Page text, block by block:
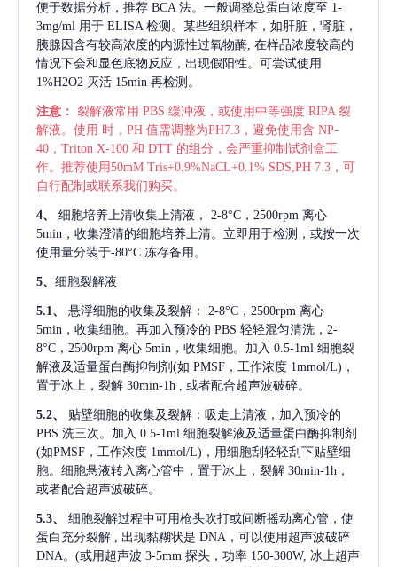
便于数据分析，推荐 BCA 法。一般调整总蛋白浓度至 1-
3mg/ml 用于 ELISA 检测。某些组织样本，如肝脏，肾脏，
胰腺因含有较高浓度的内源性过氧物酶, 在样品浓度较高的
情况下会和显色底物反应，出现假阳性。可尝试使用
1%H2O2 灭活 15min 再检测。
注意： 裂解液常用 PBS 缓冲液，或使用中等强度 RIPA 裂
解液。使用 时，PH 值需调整为PH7.3，避免使用含 NP-
40，Triton X-100 和 DTT 的组分，会严重抑制试剂盒工
作。推荐使用50mM Tris+0.9%NaCL+0.1% SDS,PH 7.3，可
自行配制或联系我们购买。
4、 细胞培养上清收集上清液，
2-8°C，2500rpm 离心
5min，收集澄清的细胞培养上清。立即用于检测，或按一次
使用量分装于-80°C 冻存备用。
5、 细胞裂解液
5.1、 悬浮细胞的收集及裂解：
2-8°C，2500rpm 离心
5min，收集细胞。再加入预冷的 PBS 轻轻混匀清洗，2-
8°C，2500rpm 离心 5min，收集细胞。加入 0.5-1ml 细胞裂
解液及适量蛋白酶抑制剂(如 PMSF，工作浓度 1mmol/L)，
置于冰上，裂解 30min-1h , 或者配合超声波破碎。
5.2、
贴壁细胞的收集及裂解：吸走上清液，加入预冷的
PBS 洗三次。加入 0.5-1ml 细胞裂解液及适量蛋白酶抑制剂
(如PMSF，工作浓度 1mmol/L)，用细胞刮轻轻刮下贴壁细
胞。细胞悬液转入离心管中，置于冰上，裂解 30min-1h，
或者配合超声波破碎。
5.3、
细胞裂解过程中可用枪头吹打或间断摇动离心管，使
蛋白充分裂解 , 出现黏糊状是 DNA，可以使用超声波破碎
DNA。(或用超声波 3-5mm 探头，功率 150-300W, 冰上超声